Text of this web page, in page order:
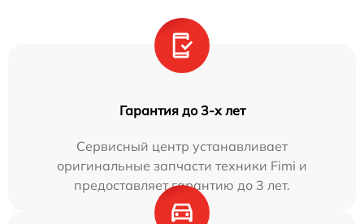
Гарантия до 3-х лет
Сервисный центр устанавливает
оригинальные запчасти техники Fimi и
предоставляет гарантию до 3 лет.